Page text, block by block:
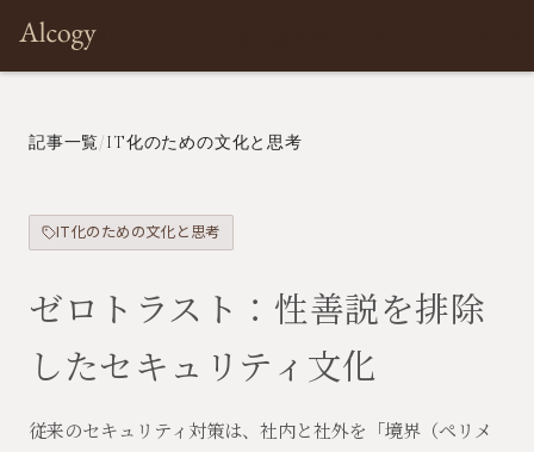
記事一覧/IT化のための文化と思考
IT化のための文化と思考
ゼロトラスト：性善説を排除
したセキュリティ文化
従来のセキュリティ対策は、社内と社外を「境界（ペリメ